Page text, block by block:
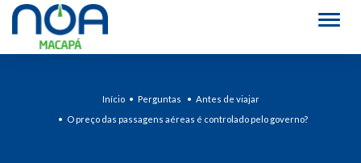
Início Perguntas
Antes de viajar
O preço das passagens aéreas é controlado pelo governo?